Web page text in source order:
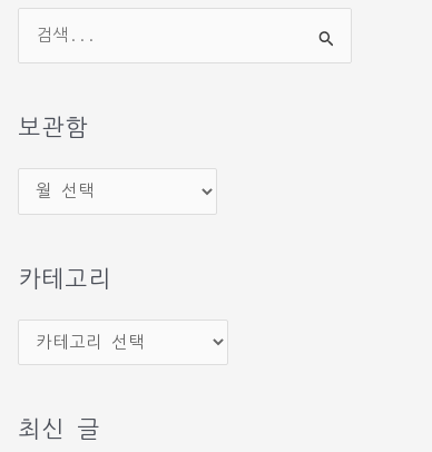
상
보관함
관
카테고리
테
리
최신 글